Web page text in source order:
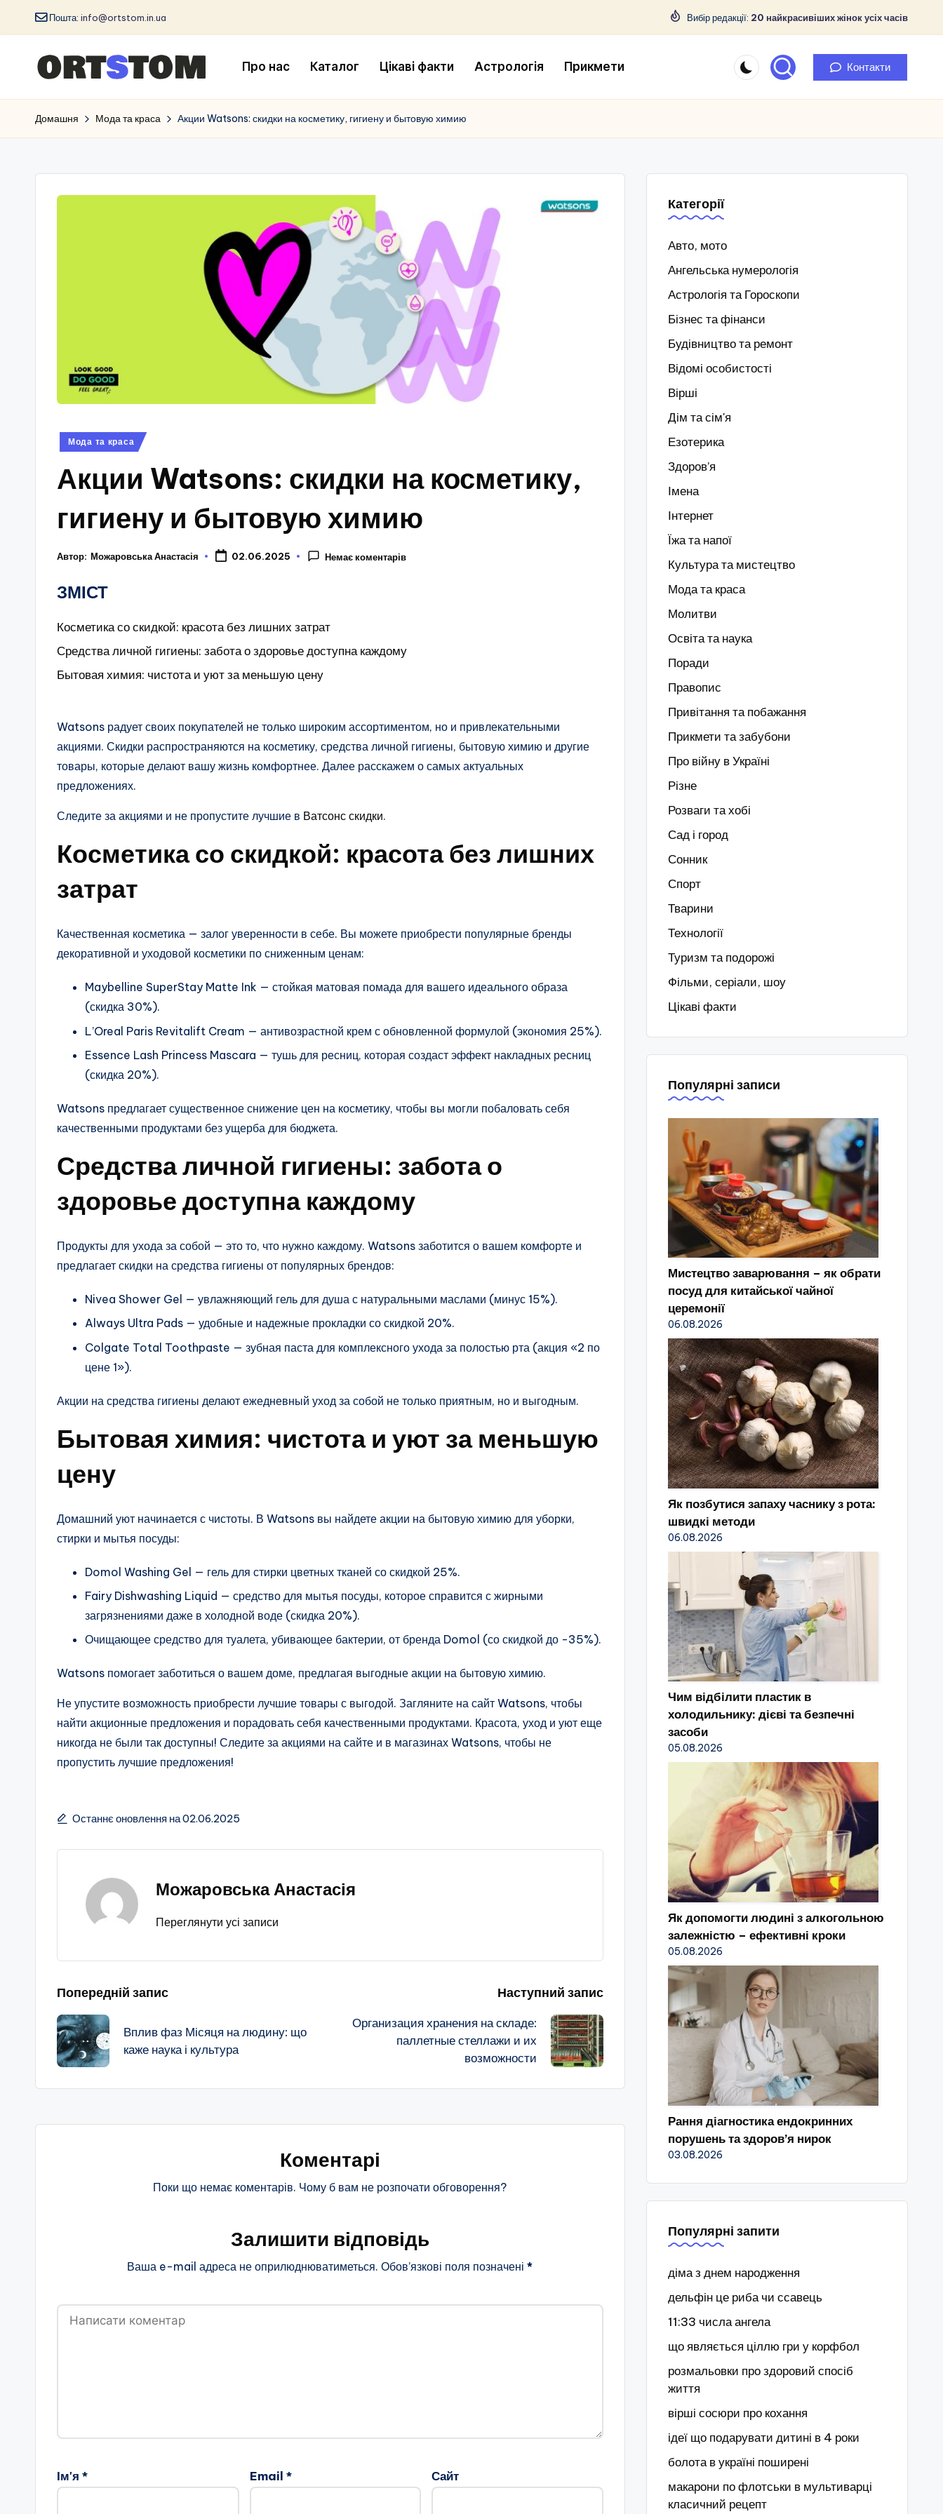
Пошта: info@ortstom.in.ua Вибір редакції: 20 найкрасивіших жінок усіх часів
Про нас Каталог Цікаві факти Астрологія Прикмети Контакти
Домашня Мода та краса Акции Watsons: скидки на косметику, гигиену и бытовую химию
Опубліковано
Мода та краса
Акции Watsons: скидки на косметику,
гигиену и бытовую химию
Автор: Можаровська Анастасія 02.06.2025 Немає коментарів
ЗМІСТ
Косметика со скидкой: красота без лишних затрат
Средства личной гигиены: забота о здоровье доступна каждому
Бытовая химия: чистота и уют за меньшую цену
Watsons радует своих покупателей не только широким ассортиментом, но и привлекательными
акциями. Скидки распространяются на косметику, средства личной гигиены, бытовую химию и другие
товары, которые делают вашу жизнь комфортнее. Далее расскажем о самых актуальных
предложениях.
Следите за акциями и не пропустите лучшие в Ватсонс скидки.
Косметика со скидкой: красота без лишних
затрат
Качественная косметика — залог уверенности в себе. Вы можете приобрести популярные бренды
декоративной и уходовой косметики по сниженным ценам:
Maybelline SuperStay Matte Ink — стойкая матовая помада для вашего идеального образа
(скидка 30%).
L’Oreal Paris Revitalift Cream — антивозрастной крем с обновленной формулой (экономия 25%).
Essence Lash Princess Mascara — тушь для ресниц, которая создаст эффект накладных ресниц
(скидка 20%).
Watsons предлагает существенное снижение цен на косметику, чтобы вы могли побаловать себя
качественными продуктами без ущерба для бюджета.
Средства личной гигиены: забота о
здоровье доступна каждому
Продукты для ухода за собой — это то, что нужно каждому. Watsons заботится о вашем комфорте и
предлагает скидки на средства гигиены от популярных брендов:
Nivea Shower Gel — увлажняющий гель для душа с натуральными маслами (минус 15%).
Always Ultra Pads — удобные и надежные прокладки со скидкой 20%.
Colgate Total Toothpaste — зубная паста для комплексного ухода за полостью рта (акция «2 по
цене 1»).
Акции на средства гигиены делают ежедневный уход за собой не только приятным, но и выгодным.
Бытовая химия: чистота и уют за меньшую
цену
Домашний уют начинается с чистоты. В Watsons вы найдете акции на бытовую химию для уборки,
стирки и мытья посуды:
Domol Washing Gel — гель для стирки цветных тканей со скидкой 25%.
Fairy Dishwashing Liquid — средство для мытья посуды, которое справится с жирными
загрязнениями даже в холодной воде (скидка 20%).
Очищающее средство для туалета, убивающее бактерии, от бренда Domol (со скидкой до -35%).
Watsons помогает заботиться о вашем доме, предлагая выгодные акции на бытовую химию.
Не упустите возможность приобрести лучшие товары с выгодой. Загляните на сайт Watsons, чтобы
найти акционные предложения и порадовать себя качественными продуктами. Красота, уход и уют еще
никогда не были так доступны! Следите за акциями на сайте и в магазинах Watsons, чтобы не
пропустить лучшие предложения!
Останнє оновлення на 02.06.2025
Можаровська Анастасія
Переглянути усі записи
Навігація
по
запису
Попередній запис
Вплив фаз Місяця на людину: що
каже наука і культура
Наступний запис
Организация хранения на складе:
паллетные стеллажи и их
возможности
Коментарі
Поки що немає коментарів. Чому б вам не розпочати обговорення?
Залишити відповідь
Ваша e-mail адреса не оприлюднюватиметься. Обов’язкові поля позначені*
Ім'я * Email * Сайт
Категорії
Авто, мото
Ангельська нумерологія
Астрологія та Гороскопи
Бізнес та фінанси
Будівництво та ремонт
Відомі особистості
Вірші
Дім та сім'я
Езотерика
Здоров’я
Імена
Інтернет
Їжа та напої
Культура та мистецтво
Мода та краса
Молитви
Освіта та наука
Поради
Правопис
Привітання та побажання
Прикмети та забубони
Про війну в Україні
Різне
Розваги та хобі
Сад і город
Сонник
Спорт
Тварини
Технології
Туризм та подорожі
Фільми, серіали, шоу
Цікаві факти
Популярні записи
Мистецтво заварювання – як обрати
посуд для китайської чайної
церемонії
06.08.2026
Як позбутися запаху часнику з рота:
швидкі методи
06.08.2026
Чим відбілити пластик в
холодильнику: дієві та безпечні
засоби
05.08.2026
Як допомогти людині з алкогольною
залежністю – ефективні кроки
05.08.2026
Рання діагностика ендокринних
порушень та здоров’я нирок
03.08.2026
Популярні запити
діма з днем народження
дельфін це риба чи ссавець
11:33 числа ангела
що являється ціллю гри у корфбол
розмальовки про здоровий спосіб
життя
вірші сосюри про кохання
ідеї що подарувати дитині в 4 роки
болота в україні поширені
макарони по флотськи в мультиварці
класичний рецепт